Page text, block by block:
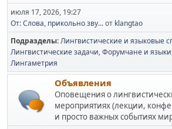
июля 17, 2026, 19:27
От: Слова, прикольно зву...от klangtao
Подразделы Лингвистические и языковые
Лингвистические задачи Форумчане и языки
Лингаметрия
Объявления
Оповещения о
мероприятиях (лекции,
и просто важных событиях